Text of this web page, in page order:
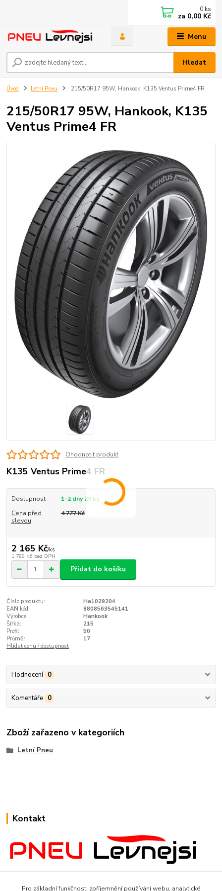
Menu
Hledat
0 ks
za 0,00 Kč
Úvod Letní Pneu 215/50R17 95W, Hankook, K135 Ventus Prime4 FR
215/50R17 95W, Hankook, K135
Ventus Prime4 FR
Ohodnotit produkt
K135 Ventus Prime4 FR
Dostupnost
1-2 dny 29 ks
Cena před
slevou
4 777 Kč
2 165 Kč/ks
1 789 Kč bez DPH
Přidat do košíku
Číslo produktu:
Ha1029204
EAN kód:
8808563545141
Výrobce:
Hankook
Šířka:
215
Profil:
50
Průměr:
17
Hlídat cenu / dostupnost
Hodnocení 0
Komentáře 0
Zboží zařazeno v kategoriích
Letní Pneu
Kontakt
Pro základní funkčnost, zpříjemnění používání webu, analytické